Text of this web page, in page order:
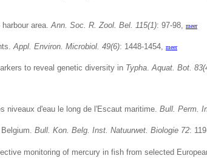
harbour area.Ann. Soc. R. Zool. Bel. 115(1): 97-98, meer
Appl. Environ. Microbiol. 49(6): 1448-1454, meer
to reveal genetic diversity in Typha.Aquat. Bot.
niveaux d'eau le long de l'Escaut maritime. Bull. Perm.
Bull. Kon. Belg. Inst. Natuurwet. Biologie 72:
monitoring of mercury in fish from selected